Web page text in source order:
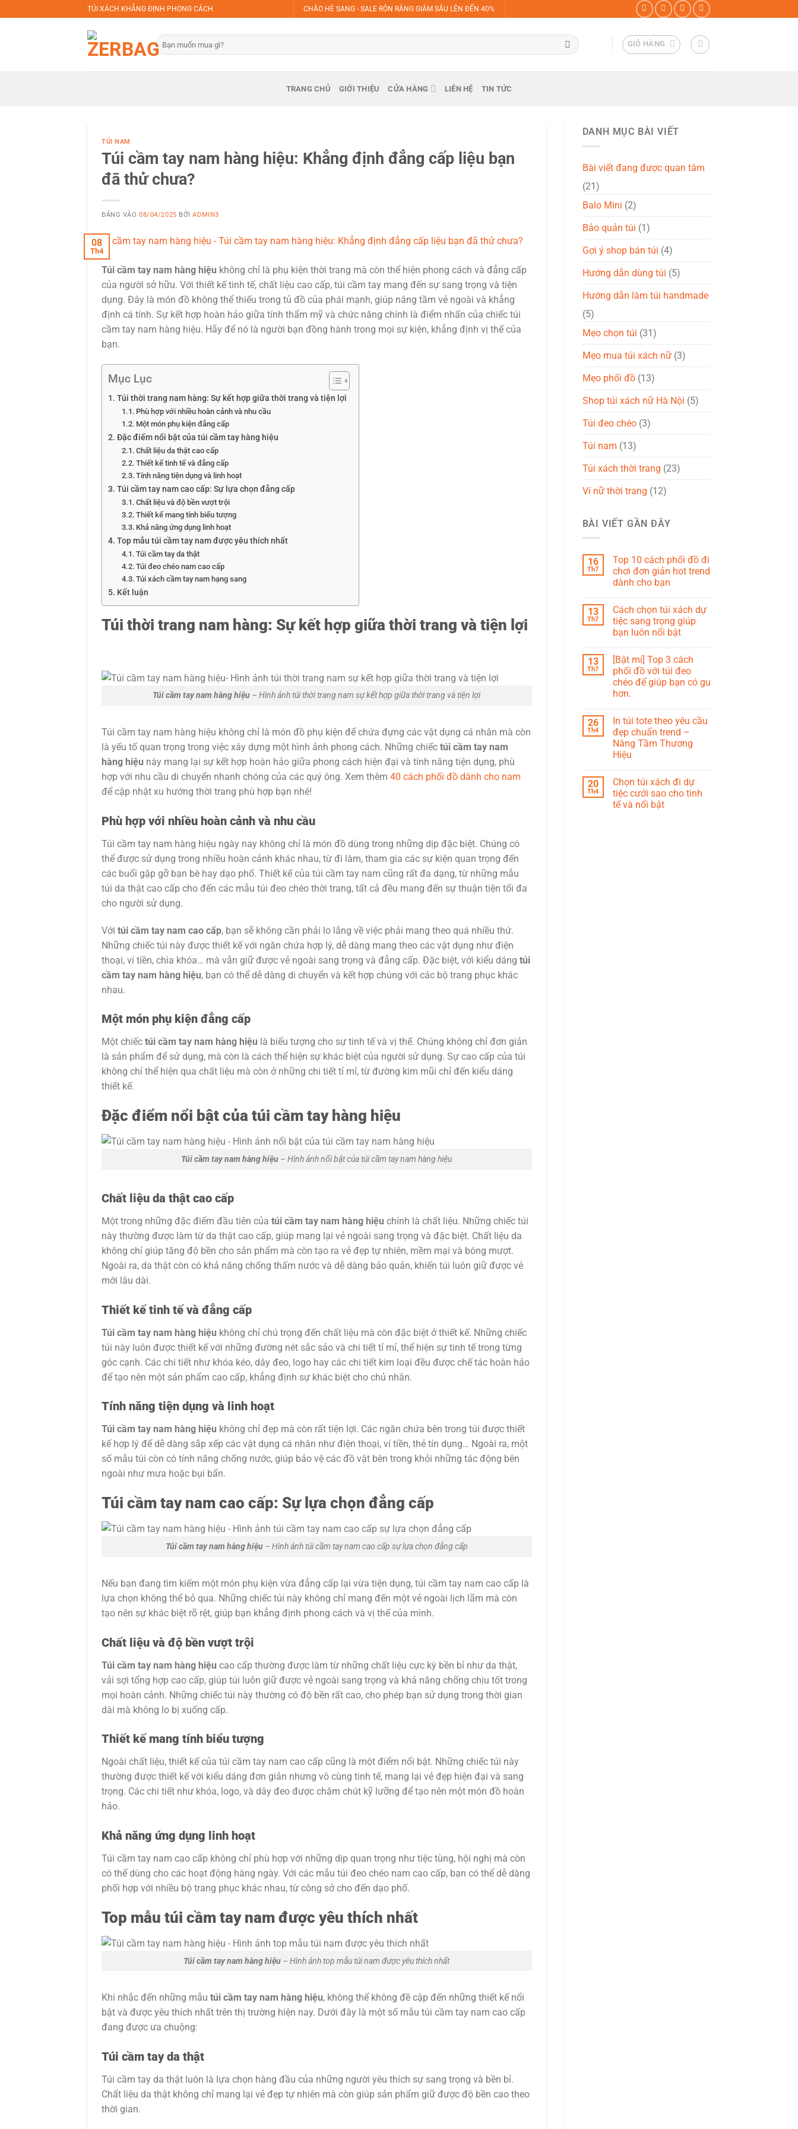
qua
TÚI XÁCH KHẲNG ĐỊNH PHONG CÁCH CHÀO HÈ SANG - SALE RỘN RÀNG GIẢM SÂU LÊN ĐẾN 40%
Tìm
kiếm:
GIỎ HÀNG
TRANG CHỦ GIỚI THIỆU CỬA HÀNG LIÊN HỆ TIN TỨC
TÚI NAM
Túi cầm tay nam hàng hiệu: Khẳng định đẳng cấp liệu bạn
đã thử chưa?
ĐĂNG VÀO08/04/2025 BỞIADMIN3
08
Th4
Túi cầm tay nam hàng hiệu không chỉ là phụ kiện thời trang mà còn thể hiện phong cách và đẳng cấp
của người sở hữu. Với thiết kế tinh tế, chất liệu cao cấp, túi cầm tay mang đến sự sang trọng và tiện
dụng. Đây là món đồ không thể thiếu trong tủ đồ của phái mạnh, giúp nâng tầm vẻ ngoài và khẳng
định cá tính. Sự kết hợp hoàn hảo giữa tính thẩm mỹ và chức năng chính là điểm nhấn của chiếc túi
cầm tay nam hàng hiệu. Hãy để nó là người bạn đồng hành trong mọi sự kiện, khẳng định vị thế của
bạn.
Mục Lục
Túi thời trang nam hàng: Sự kết hợp giữa thời trang và tiện lợi
Phù hợp với nhiều hoàn cảnh và nhu cầu
Một món phụ kiện đẳng cấp
Đặc điểm nổi bật của túi cầm tay hàng hiệu
Chất liệu da thật cao cấp
Thiết kế tinh tế và đẳng cấp
Tính năng tiện dụng và linh hoạt
Túi cầm tay nam cao cấp: Sự lựa chọn đẳng cấp
Chất liệu và độ bền vượt trội
Thiết kế mang tính biểu tượng
Khả năng ứng dụng linh hoạt
Top mẫu túi cầm tay nam được yêu thích nhất
Túi cầm tay da thật
Túi đeo chéo nam cao cấp
Túi xách cầm tay nam hạng sang
Kết luận
Túi thời trang nam hàng: Sự kết hợp giữa thời trang và tiện lợi
Túi cầm tay nam hàng hiệu – Hình ảnh túi thời trang nam sự kết hợp giữa thời trang và tiện lợi
Túi cầm tay nam hàng hiệu không chỉ là món đồ phụ kiện để chứa đựng các vật dụng cá nhân mà còn
là yếu tố quan trọng trong việc xây dựng một hình ảnh phong cách. Những chiếc túi cầm tay nam
hàng hiệu này mang lại sự kết hợp hoàn hảo giữa phong cách hiện đại và tính năng tiện dụng, phù
hợp với nhu cầu di chuyển nhanh chóng của các quý ông. Xem thêm 40 cách phối đồ dành cho nam
để cập nhật xu hướng thời trang phù hợp bạn nhé!
Phù hợp với nhiều hoàn cảnh và nhu cầu
Túi cầm tay nam hàng hiệu ngày nay không chỉ là món đồ dùng trong những dịp đặc biệt. Chúng có
thể được sử dụng trong nhiều hoàn cảnh khác nhau, từ đi làm, tham gia các sự kiện quan trọng đến
các buổi gặp gỡ bạn bè hay dạo phố. Thiết kế của túi cầm tay nam cũng rất đa dạng, từ những mẫu
túi da thật cao cấp cho đến các mẫu túi đeo chéo thời trang, tất cả đều mang đến sự thuận tiện tối đa
cho người sử dụng.
Với túi cầm tay nam cao cấp, bạn sẽ không cần phải lo lắng về việc phải mang theo quá nhiều thứ.
Những chiếc túi này được thiết kế với ngăn chứa hợp lý, dễ dàng mang theo các vật dụng như điện
thoại, ví tiền, chìa khóa… mà vẫn giữ được vẻ ngoài sang trọng và đẳng cấp. Đặc biệt, với kiểu dáng túi
cầm tay nam hàng hiệu, bạn có thể dễ dàng di chuyển và kết hợp chúng với các bộ trang phục khác
nhau.
Một món phụ kiện đẳng cấp
Một chiếc túi cầm tay nam hàng hiệu là biểu tượng cho sự tinh tế và vị thế. Chúng không chỉ đơn giản
là sản phẩm để sử dụng, mà còn là cách thể hiện sự khác biệt của người sử dụng. Sự cao cấp của túi
không chỉ thể hiện qua chất liệu mà còn ở những chi tiết tỉ mỉ, từ đường kim mũi chỉ đến kiểu dáng
thiết kế.
Đặc điểm nổi bật của túi cầm tay hàng hiệu
Túi cầm tay nam hàng hiệu – Hình ảnh nổi bật của túi cầm tay nam hàng hiệu
Chất liệu da thật cao cấp
Một trong những đặc điểm đầu tiên của túi cầm tay nam hàng hiệu chính là chất liệu. Những chiếc túi
này thường được làm từ da thật cao cấp, giúp mang lại vẻ ngoài sang trọng và đặc biệt. Chất liệu da
không chỉ giúp tăng độ bền cho sản phẩm mà còn tạo ra vẻ đẹp tự nhiên, mềm mại và bóng mượt.
Ngoài ra, da thật còn có khả năng chống thấm nước và dễ dàng bảo quản, khiến túi luôn giữ được vẻ
mới lâu dài.
Thiết kế tinh tế và đẳng cấp
Túi cầm tay nam hàng hiệu không chỉ chú trọng đến chất liệu mà còn đặc biệt ở thiết kế. Những chiếc
túi này luôn được thiết kế với những đường nét sắc sảo và chi tiết tỉ mỉ, thể hiện sự tinh tế trong từng
góc cạnh. Các chi tiết như khóa kéo, dây đeo, logo hay các chi tiết kim loại đều được chế tác hoàn hảo
để tạo nên một sản phẩm cao cấp, khẳng định sự khác biệt cho chủ nhân.
Tính năng tiện dụng và linh hoạt
Túi cầm tay nam hàng hiệu không chỉ đẹp mà còn rất tiện lợi. Các ngăn chứa bên trong túi được thiết
kế hợp lý để dễ dàng sắp xếp các vật dụng cá nhân như điện thoại, ví tiền, thẻ tín dụng… Ngoài ra, một
số mẫu túi còn có tính năng chống nước, giúp bảo vệ các đồ vật bên trong khỏi những tác động bên
ngoài như mưa hoặc bụi bẩn.
Túi cầm tay nam cao cấp: Sự lựa chọn đẳng cấp
Túi cầm tay nam hàng hiệu– Hình ảnh túi cầm tay nam cao cấp sự lựa chọn đẳng cấp
Nếu bạn đang tìm kiếm một món phụ kiện vừa đẳng cấp lại vừa tiện dụng, túi cầm tay nam cao cấp là
lựa chọn không thể bỏ qua. Những chiếc túi này không chỉ mang đến một vẻ ngoài lịch lãm mà còn
tạo nên sự khác biệt rõ rệt, giúp bạn khẳng định phong cách và vị thế của mình.
Chất liệu và độ bền vượt trội
Túi cầm tay nam hàng hiệu cao cấp thường được làm từ những chất liệu cực kỳ bền bỉ như da thật,
vải sợi tổng hợp cao cấp, giúp túi luôn giữ được vẻ ngoài sang trọng và khả năng chống chịu tốt trong
mọi hoàn cảnh. Những chiếc túi này thường có độ bền rất cao, cho phép bạn sử dụng trong thời gian
dài mà không lo bị xuống cấp.
Thiết kế mang tính biểu tượng
Ngoài chất liệu, thiết kế của túi cầm tay nam cao cấp cũng là một điểm nổi bật. Những chiếc túi này
thường được thiết kế với kiểu dáng đơn giản nhưng vô cùng tinh tế, mang lại vẻ đẹp hiện đại và sang
trọng. Các chi tiết như khóa, logo, và dây đeo được chăm chút kỹ lưỡng để tạo nên một món đồ hoàn
hảo.
Khả năng ứng dụng linh hoạt
Túi cầm tay nam cao cấp không chỉ phù hợp với những dịp quan trọng như tiệc tùng, hội nghị mà còn
có thể dùng cho các hoạt động hàng ngày. Với các mẫu túi đeo chéo nam cao cấp, bạn có thể dễ dàng
phối hợp với nhiều bộ trang phục khác nhau, từ công sở cho đến dạo phố.
Top mẫu túi cầm tay nam được yêu thích nhất
Túi cầm tay nam hàng hiệu – Hình ảnh top mẫu túi nam được yêu thích nhất
Khi nhắc đến những mẫu túi cầm tay nam hàng hiệu, không thể không đề cập đến những thiết kế nổi
bật và được yêu thích nhất trên thị trường hiện nay. Dưới đây là một số mẫu túi cầm tay nam cao cấp
đang được ưa chuộng:
Túi cầm tay da thật
Túi cầm tay da thật luôn là lựa chọn hàng đầu của những người yêu thích sự sang trọng và bền bỉ.
Chất liệu da thật không chỉ mang lại vẻ đẹp tự nhiên mà còn giúp sản phẩm giữ được độ bền cao theo
thời gian.
DANH MỤC BÀI VIẾT
Bài viết đang được quan tâm
(21)
Balo Mini (2)
Bảo quản túi (1)
Gợi ý shop bán túi (4)
Hướng dẫn dùng túi (5)
Hướng dẫn làm túi handmade
(5)
Mẹo chọn túi (31)
Mẹo mua túi xách nữ(3)
Mẹo phối đồ(13)
Shop túi xách nữ Hà Nội (5)
Túi đeo chéo(3)
Túi nam (13)
Túi xách thời trang (23)
Ví nữ thời trang (12)
BÀI VIẾT GẦN ĐÂY
16
Th7
Top 10 cách phối đồ đi
chơi đơn giản hot trend
dành cho bạn
13
Th7
Cách chọn túi xách dự
tiệc sang trọng giúp
bạn luôn nổi bật
13
Th7
[Bật mí] Top 3 cách
phối đồ với túi đeo
chéo để giúp bạn có gu
hơn.
26
Th4
In túi tote theo yêu cầu
đẹp chuẩn trend –
Nâng Tầm Thương
Hiệu
20
Th4
Chọn túi xách đi dự
tiệc cưới sao cho tinh
tế và nổi bật